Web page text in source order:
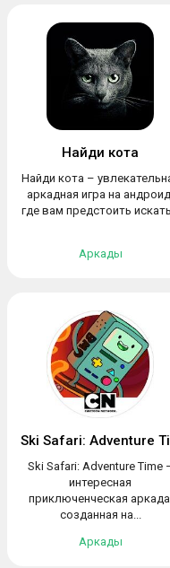
Найди кота
Найди кота –
аркадная игра на
где вам предстоить
Аркады
Ski Safari: Adventure Time
интересная
приключенческая
созданная на...
Аркады